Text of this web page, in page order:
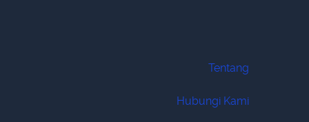
Tentang
Hubungi Kami